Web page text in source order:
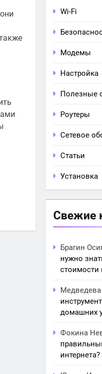
Wi-Fi
Модемы
Настройка
Полезные
Роутеры
Сетевое
Статьи
Установка
Свежие
Брагин
нужно
стоимости
домашних
Фокина
интернета?